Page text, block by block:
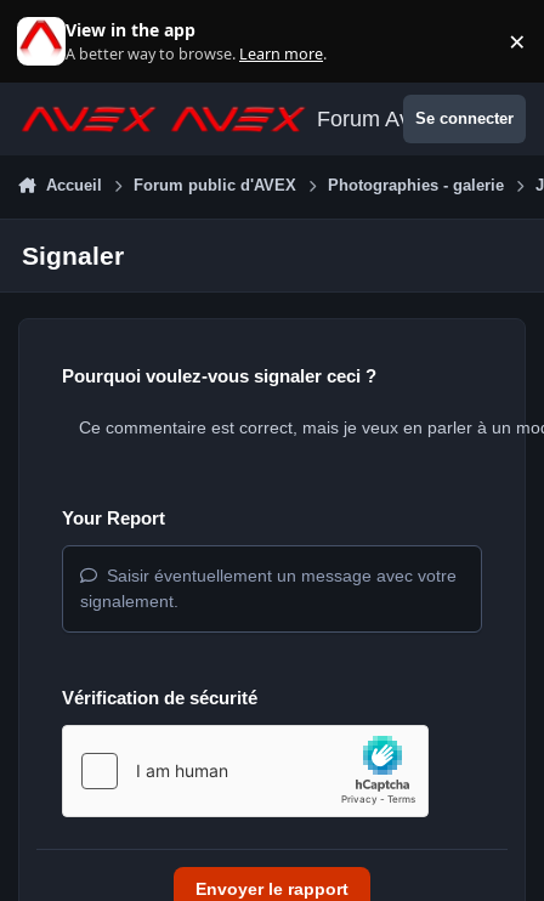
View in the app
A better way to browse. Learn more. ×
Forum AvexSe connecter
Accueil Forum public d'AVEX Photographies - galerie
Signaler
Pourquoi voulez-vous signaler ceci ?
Your Report
Saisir éventuellement un message avec votre
signalement.
Vérification de sécurité
Envoyer le rapport